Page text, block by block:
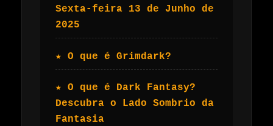
Sexta-feira 13 de Junho de
2025
★ O que é Grimdark?
★ O que é Dark Fantasy?
Descubra o Lado Sombrio da
Fantasia